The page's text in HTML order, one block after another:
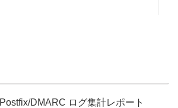
Postfix/DMARC ログ集計レポート